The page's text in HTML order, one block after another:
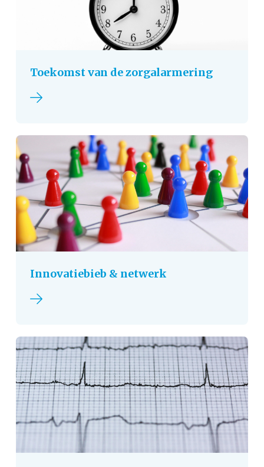
Toekomst van de zorgalarmering
Lees verder
Innovatiebieb & netwerk
Lees verder